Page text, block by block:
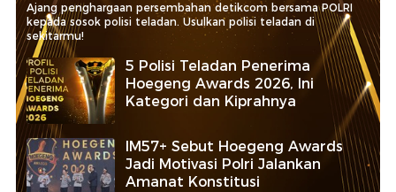
Ajang penghargaan persembahan detikcom bersama POLRI
kepada sosok polisi teladan. Usulkan polisi teladan di
sekitarmu!
5 Polisi Teladan Penerima
Hoegeng Awards 2026, Ini
Kategori dan Kiprahnya
IM57+ Sebut Hoegeng Awards
Jadi Motivasi Polri Jalankan
Amanat Konstitusi